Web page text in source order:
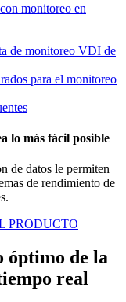
monitoreo en
de monitoreo VDI de
para el monitoreo
lo más fácil posible
de datos le permiten
de rendimiento de
PRODUCTO
óptimo de la
real